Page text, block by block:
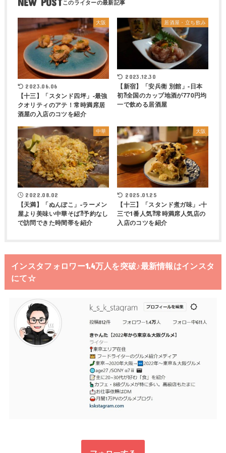
大阪
2023.06.06
【十三】「スタンド四坪」-最強
クオリティのアテ！常時満席居
酒屋の入店のコツを紹介
居酒屋・立ち飲み
2023.12.30
【新宿】「安兵衛 別館」-日本
初⁈全国のカップ地酒が770円均
一で飲める居酒屋
中華
2022.08.02
【天満】「ぬんぽこ」-ラーメン
屋より美味い中華そば⁈予約なし
で訪問できた時間帯を紹介
大阪
2025.01.25
【十三】「スタンド煮ガ味」-十
三で1番人気⁈常時満席人気店の
入店のコツを紹介
インスタフォロワー1.4万人を突破♪最新情報はインスタ
にて☆